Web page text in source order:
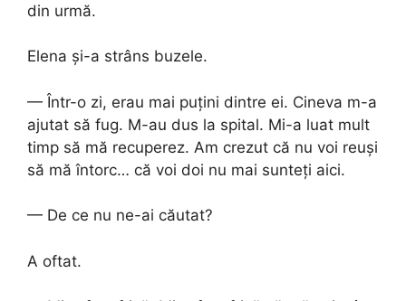
din urmă.
Elena și-a strâns buzele.
— Într-o zi, erau mai puțini dintre ei. Cineva m-a
ajutat să fug. M-au dus la spital. Mi-a luat mult
timp să mă recuperez. Am crezut că nu voi reuși
să mă întorc… că voi doi nu mai sunteți aici.
— De ce nu ne-ai căutat?
A oftat.